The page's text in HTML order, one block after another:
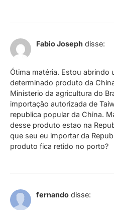
Fabio Joseph disse:
Ótima matéria. Estou abrindo
determinado produto da
Ministerio da agricultura do
importação autorizada de
republica popular da China.
desse produto estao na
que seu eu importar da
produto fica retido no porto?
fernando disse: